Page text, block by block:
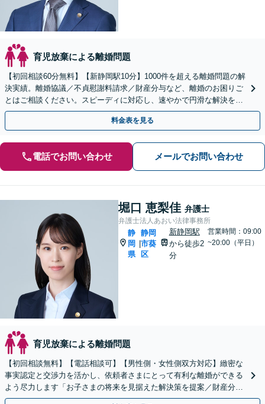
育児放棄による離婚問題
【初回相談60分無料】【新静岡駅10分】1000件を超える離婚問題の解
決実績。離婚協議／不貞慰謝料請求／財産分与など、離婚のお困りご
とはご相談ください。スピーディに対応し、速やかで円滑な解決を目
指します【女性弁護士・男性弁護士どちらも所属】
料金表を見る
電話でお問い合わせ メールでお問い合わせ
堀口 恵梨佳 弁護士
弁護士法人あおい法律事務所
静
岡
県
静岡
市葵
区
新静岡駅
から徒歩2
分
営業時間：09:00
~20:00（平日）
育児放棄による離婚問題
【初回相談無料】【電話相談可】【男性側・女性側双方対応】緻密な
事実認定と交渉力を活かし、依頼者さまにとって有利な離婚ができる
よう尽力します「お子さまの将来を見据えた解決策を提案／財産分
与・養育費・親権」【子連れ相談可】【休日・夜間相談可】